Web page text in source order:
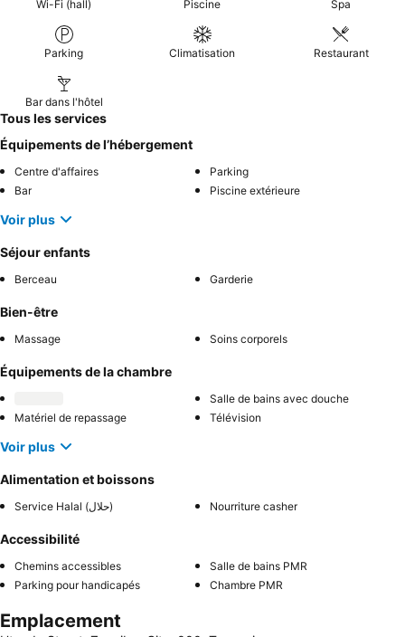
Wi-Fi (hall) Piscine Spa
Parking Climatisation Restaurant
Bar dans l'hôtel
Tous les services
Équipements de l’hébergement
Centre d'affaires
Parking
Bar
Piscine extérieure
Voir plus
Séjour enfants
Berceau Garderie
Bien-être
Massage Soins corporels
Équipements de la chambre
Salle de bains avec douche
Matériel de repassage
Télévision
Voir plus
Alimentation et boissons
Service Halal (حلال) Nourriture casher
Accessibilité
Chemins accessibles
Salle de bains PMR
Parking pour handicapés
Chambre PMR
Emplacement